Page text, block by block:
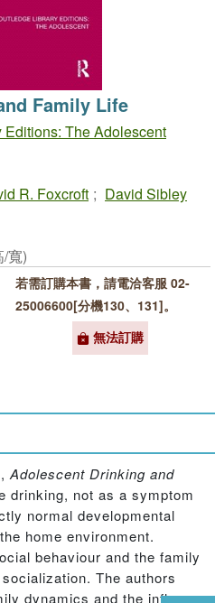
Family Life
The Adolescent
R. Foxcroft ; David Sibley
寬)
若需訂購本書，請電洽客服 02-
25006600[分機130、131]。
無法訂購
Adolescent Drinking and
drinking, not as a symptom
normal developmental
home environment.
behaviour and the family
The authors
dynamics and the influence